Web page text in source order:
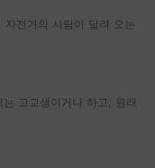
전거의 사람이 달려 오는
는 고교생이거나 하고, 원래